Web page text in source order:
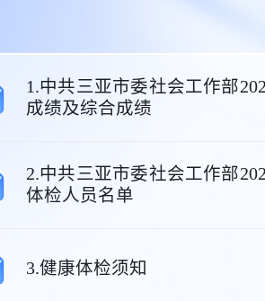
1.中共三亚市委社会工作部
成绩及综合成绩
2.中共三亚市委社会工作部
体检人员名单
3.健康体检须知